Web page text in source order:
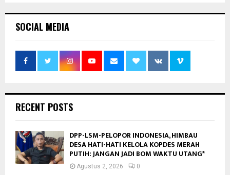
SOCIAL MEDIA
RECENT POSTS
DPP-LSM-PELOPOR INDONESIA, HIMBAU
DESA HATI-HATI KELOLA KOPDES MERAH
PUTIH: JANGAN JADI BOM WAKTU UTANG*
Agustus 2, 2026 0